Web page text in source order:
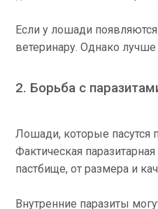
Если у лошади
ветеринару. Однако
2. Борьба с
Лошади, которые пасутся
Фактическая
пастбище, от размера и
Внутренние паразиты